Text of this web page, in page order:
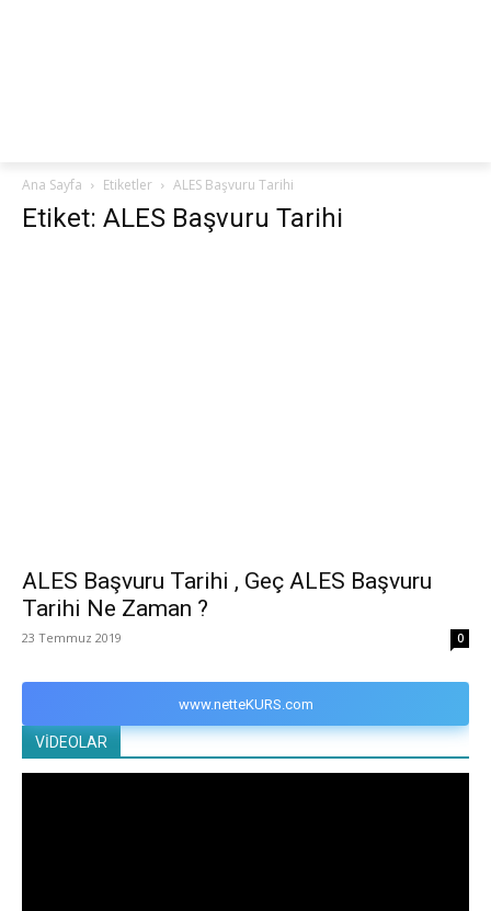
Ana Sayfa Etiketler ALES Başvuru Tarihi
Etiket: ALES Başvuru Tarihi
ALES Başvuru Tarihi , Geç ALES Başvuru
Tarihi Ne Zaman ?
23 Temmuz 2019 0
www.netteKURS.com
VİDEOLAR